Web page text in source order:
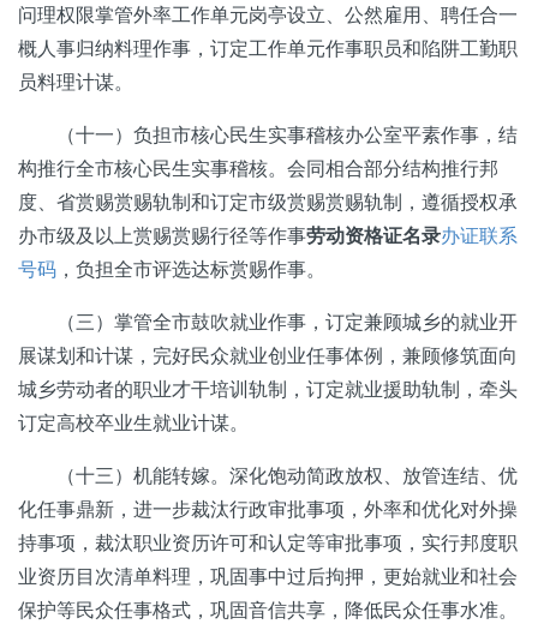
问理权限掌管外率工作单元岗亭设立、公然雇用、聘任合一
概人事归纳料理作事，订定工作单元作事职员和陷阱工勤职
员料理计谋。
（十一）负担市核心民生实事稽核办公室平素作事，结
构推行全市核心民生实事稽核。会同相合部分结构推行邦
度、省赏赐赏赐轨制和订定市级赏赐赏赐轨制，遵循授权承
办市级及以上赏赐赏赐行径等作事劳动资格证名录办证联系
号码 ，负担全市评选达标赏赐作事。
（三）掌管全市鼓吹就业作事，订定兼顾城乡的就业开
展谋划和计谋，完好民众就业创业任事体例，兼顾修筑面向
城乡劳动者的职业才干培训轨制，订定就业援助轨制，牵头
订定高校卒业生就业计谋。
（十三）机能转嫁。深化饱动简政放权、放管连结、优
化任事鼎新，进一步裁汰行政审批事项，外率和优化对外操
持事项，裁汰职业资历许可和认定等审批事项，实行邦度职
业资历目次清单料理，巩固事中过后拘押，更始就业和社会
保护等民众任事格式，巩固音信共享，降低民众任事水准。